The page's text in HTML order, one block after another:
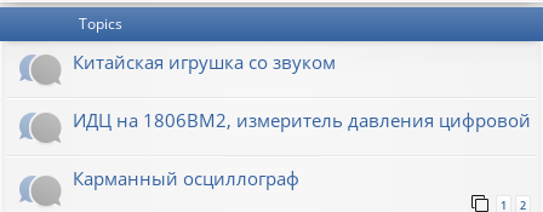
Topics
Китайская игрушка со звуком
ИДЦ на 1806ВМ2, измеритель давления цифровой
Карманный осциллограф
1 2